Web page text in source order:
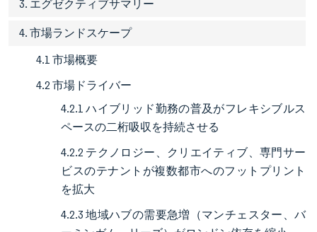
3. エグゼクティブサマリー
4. 市場ランドスケープ
4.1 市場概要
4.2 市場ドライバー
4.2.1 ハイブリッド勤務の普及がフレキシブルス
ペースの二桁吸収を持続させる
4.2.2 テクノロジー、クリエイティブ、専門サー
ビスのテナントが複数都市へのフットプリント
を拡大
4.2.3 地域ハブの需要急増（マンチェスター、バ